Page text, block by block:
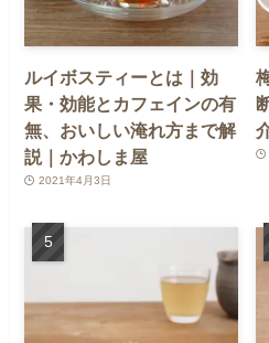
ルイボスティーとは｜効
果・効能とカフェインの有
無、おいしい淹れ方まで解
説｜かわしま屋
2021年4月3日